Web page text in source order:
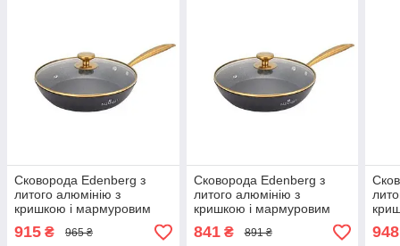
Сковорода Edenberg з
литого алюмінію з
кришкою і мармуровим
антипригарним покриттям
24 см (EB-3418)
915 ₴ 965 ₴
Сковорода Edenberg з
литого алюмінію з
кришкою і мармуровим
антипригарним покриттям
22 см (EB-3417)
841₴ 891 ₴
26
948